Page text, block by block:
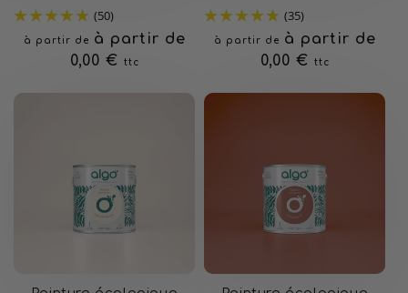
(50)
Prix
habituel
à partir de
à partir de
0,00 €
ttc
(35)
Prix
habituel
à partir de
à partir de
0,00 €
ttc